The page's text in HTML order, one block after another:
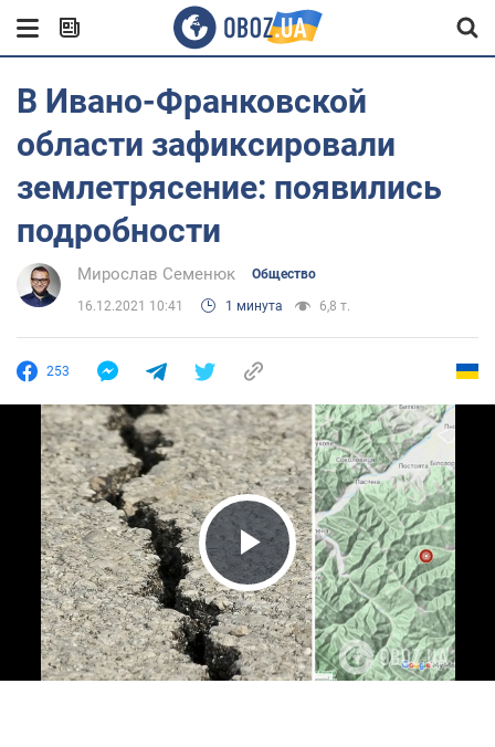
В Ивано-Франковской
области зафиксировали
землетрясение: появились
подробности
Мирослав Семенюк Общество
16.12.2021 10:41 1 минута 6,8 т.
253
Play Video